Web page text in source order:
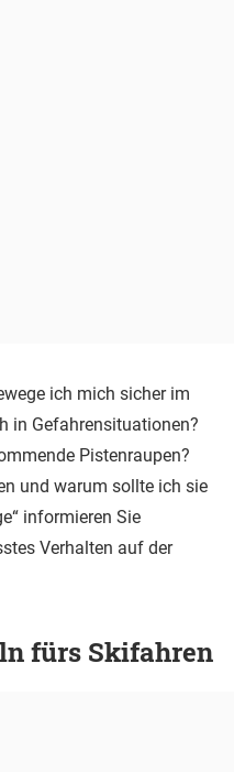
ich mich sicher im
in Gefahrensituationen?
Pistenraupen?
und warum sollte ich sie
informieren Sie
Verhalten auf der
fürs Skifahren